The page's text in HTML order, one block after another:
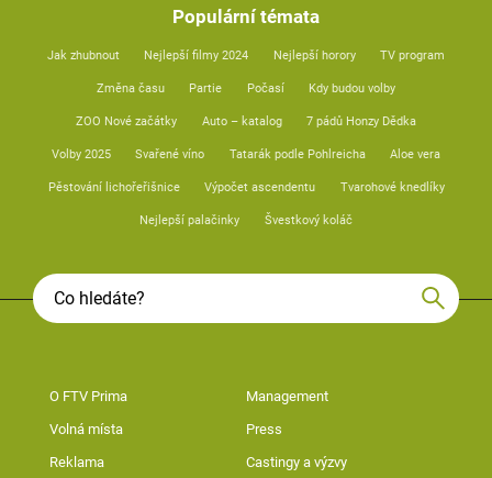
Populární témata
Jak zhubnout Nejlepší filmy 2024 Nejlepší horory TV program
Změna času Partie Počasí Kdy budou volby
ZOO Nové začátky Auto – katalog 7 pádů Honzy Dědka
Volby 2025 Svařené víno Tatarák podle Pohlreicha Aloe vera
Pěstování lichořeřišnice Výpočet ascendentu Tvarohové knedlíky
Nejlepší palačinky Švestkový koláč
O FTV Prima Management
Volná místa Press
Reklama Castingy a výzvy